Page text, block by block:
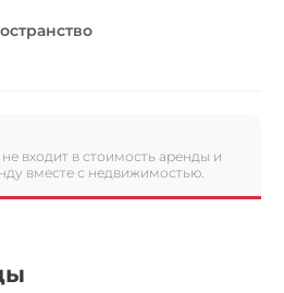
входит в стоимость аренды и
вместе с недвижимостью.